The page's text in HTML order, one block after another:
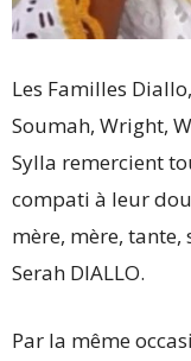
Les Familles
Soumah, Wright,
Sylla remercient
compati à leur
mère, mère,
Serah DIALLO.
Par la même